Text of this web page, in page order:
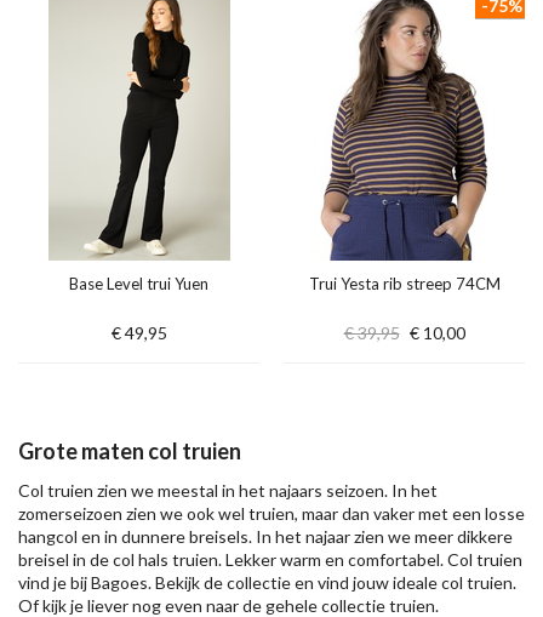
Base Level trui Yuen
€ 49,95
Trui Yesta rib streep 74CM
€ 39,95 € 10,00
-75%
Grote maten col truien
Col truien zien we meestal in het najaars seizoen. In het
zomerseizoen zien we ook wel truien, maar dan vaker met een losse
hangcol en in dunnere breisels. In het najaar zien we meer dikkere
breisel in de col hals truien. Lekker warm en comfortabel. Col truien
vind je bij Bagoes. Bekijk de collectie en vind jouw ideale col truien.
Of kijk je liever nog even naar de gehele collectietruien.